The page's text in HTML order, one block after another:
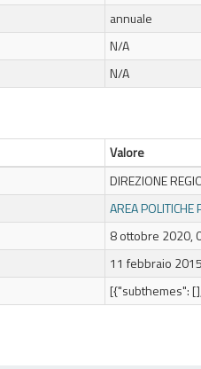
annuale
N/A
N/A
Valore
DIREZIONE
AREA POLITICHE
8 ottobre 2020,
11 febbraio
[{"subthemes":